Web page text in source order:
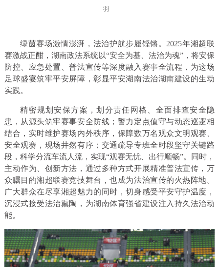
羽
绿茵赛场激情澎湃，法治护航步履铿锵。2025年湘超联
赛激战正酣，湖南政法系统以“安全为基、法治为魂”，将安保
防控、应急处置、普法宣传等深度融入赛事全流程，为这场
足球盛宴筑牢平安屏障，彰显平安湖南法治湖南建设的生动
实践。
精密规划安保方案，划分责任网格、全面排查安全隐
患，从源头筑牢赛事安全防线；警力定点值守与动态巡逻相
结合，实时维护赛场内外秩序，保障数万名观众文明观赛、
安全观赛，现场井然有序；交通疏导专班全时段坚守关键路
段，科学分流车流人流，实现“观赛无忧、出行顺畅”。同时，
主动作为、创新方法，通过多种方式开展精准普法宣传，万
众瞩目的湘超联赛竞技舞台，也成为法治宣传的火热阵地。
广大群众在尽享湘超魅力的同时，切身感受平安守护温度，
沉浸式接受法治熏陶，为湖南体育强省建设注入持久法治动
能。